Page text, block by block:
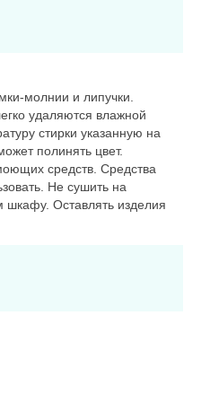
молнии и липучки.
удаляются влажной
стирки указанную на
полинять цвет.
средств. Средства
Не сушить на
Оставлять изделия